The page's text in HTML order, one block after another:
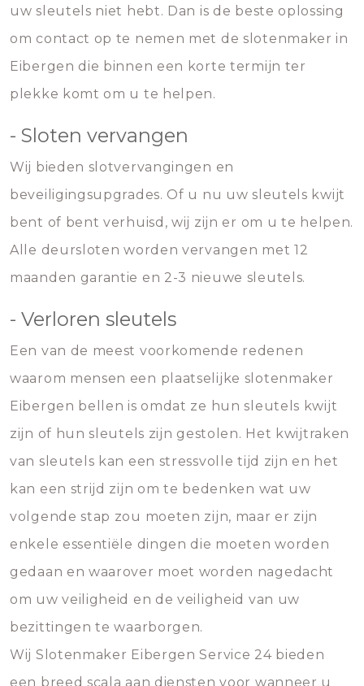
uw sleutels niet hebt. Dan is de beste oplossing
om contact op te nemen met de slotenmaker in
Eibergen die binnen een korte termijn ter
plekke komt om u te helpen.
- Sloten vervangen
Wij bieden slotvervangingen en
beveiligingsupgrades. Of u nu uw sleutels kwijt
bent of bent verhuisd, wij zijn er om u te helpen.
Alle deursloten worden vervangen met 12
maanden garantie en 2-3 nieuwe sleutels.
- Verloren sleutels
Een van de meest voorkomende redenen
waarom mensen een plaatselijke slotenmaker
Eibergen bellen is omdat ze hun sleutels kwijt
zijn of hun sleutels zijn gestolen. Het kwijtraken
van sleutels kan een stressvolle tijd zijn en het
kan een strijd zijn om te bedenken wat uw
volgende stap zou moeten zijn, maar er zijn
enkele essentiële dingen die moeten worden
gedaan en waarover moet worden nagedacht
om uw veiligheid en de veiligheid van uw
bezittingen te waarborgen.
Wij Slotenmaker Eibergen Service 24 bieden
een breed scala aan diensten voor wanneer u